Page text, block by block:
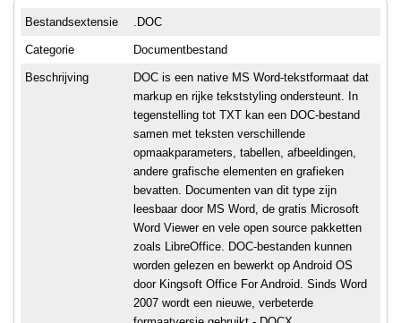
Bestandsextensie .DOC
Categorie Documentbestand
Beschrijving
DOC is een native MS Word-tekstformaat dat
markup en rijke tekststyling ondersteunt. In
tegenstelling tot TXT kan een DOC-bestand
samen met teksten verschillende
opmaakparameters, tabellen, afbeeldingen,
andere grafische elementen en grafieken
bevatten. Documenten van dit type zijn
leesbaar door MS Word, de gratis Microsoft
Word Viewer en vele open source pakketten
zoals LibreOffice. DOC-bestanden kunnen
worden gelezen en bewerkt op Android OS
door Kingsoft Office For Android. Sinds Word
2007 wordt een nieuwe, verbeterde